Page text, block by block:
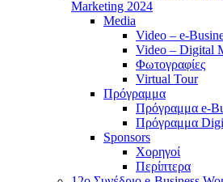
Marketing 2024
Media
Video – e-
Video – Digital
Φωτογραφίες
Virtual Tour
Πρόγραμμα
Πρόγραμμα e-
Πρόγραμμα
Sponsors
Χορηγοί
Περίπτερα